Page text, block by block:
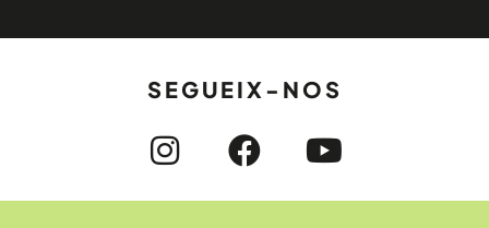
SEGUEIX-NOS